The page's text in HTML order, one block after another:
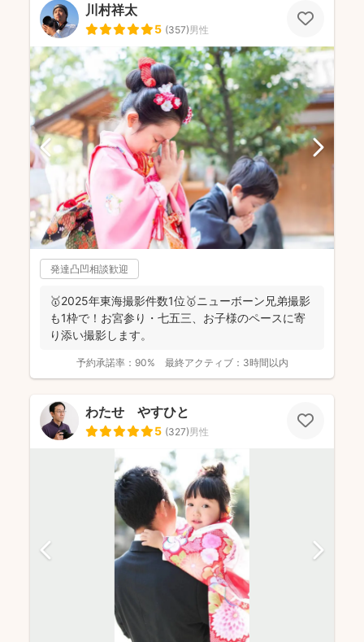
川村祥太
5 (357)男性
発達凸凹相談歓迎
🥇2025年東海撮影件数1位🥇ニューボーン兄弟撮影
も1枠で！お宮参り・七五三、お子様のペースに寄
り添い撮影します。
予約承諾率： 90% 最終アクティブ： 3時間以内
わたせ やすひと
5 (327)男性